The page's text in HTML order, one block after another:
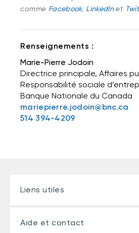
comme Facebook, LinkedIn et
Renseignements :
Marie-Pierre Jodoin
Directrice principale, Affaires
Responsabilité sociale
Banque Nationale du Canada
mariepierre.jodoin@bnc.ca
514 394-4209
Liens utiles
Aide et contact